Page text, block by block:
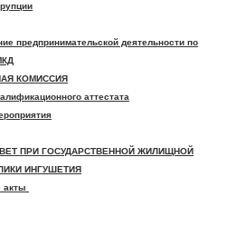
предпринимательской деятельности по
КОМИССИЯ
аттестата
ПРИ ГОСУДАРСТВЕННОЙ ЖИЛИЩНОЙ
ИНГУШЕТИЯ
акты